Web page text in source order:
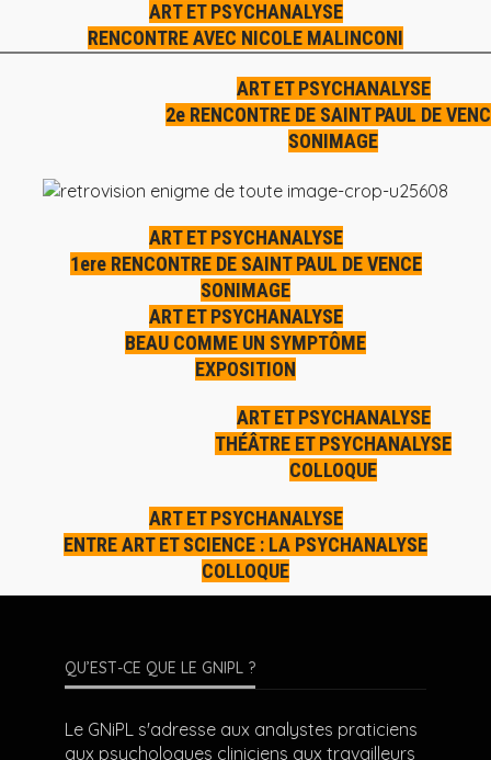
ART ET PSYCHANALYSE
RENCONTRE AVEC NICOLE MALINCONI
ART ET PSYCHANALYSE
2e RENCONTRE DE SAINT PAUL DE
SONIMAGE
ART ET PSYCHANALYSE
1ere RENCONTRE DE SAINT PAUL DE VENCE
SONIMAGE
ART ET PSYCHANALYSE
BEAU COMME UN SYMPTÔME
EXPOSITION
ART ET PSYCHANALYSE
THÉÂTRE ET PSYCHANALYSE
COLLOQUE
ART ET PSYCHANALYSE
ENTRE ART ET SCIENCE : LA PSYCHANALYSE
COLLOQUE
QU’EST-CE QUE LE GNIPL ?
Le GNiPL s'adresse aux analystes praticiens
aux psychologues cliniciens aux travailleurs